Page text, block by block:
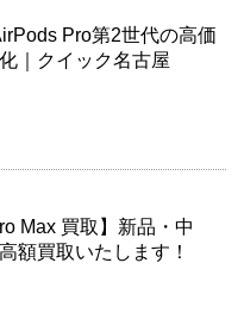
Pro第2世代の高価
｜クイック名古屋
Max 買取】新品・中
額買取いたします！